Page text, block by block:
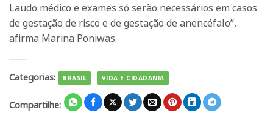
Laudo médico e exames só serão necessários em casos
de gestação de risco e de gestação de anencéfalo”,
afirma Marina Poniwas.
Categorias: BRASIL VIDA E CIDADANIA
Compartilhe: